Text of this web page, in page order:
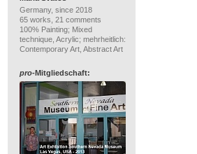
Germany, since 2018
65 works, 21 comments
100% Painting; Mixed
technique, Acrylic; mehrheitlich:
Contemporary Art, Abstract Art
pro-Mitgliedschaft: